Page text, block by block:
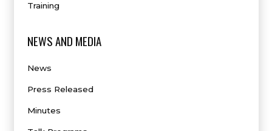
Training
NEWS AND MEDIA
News
Press Released
Minutes